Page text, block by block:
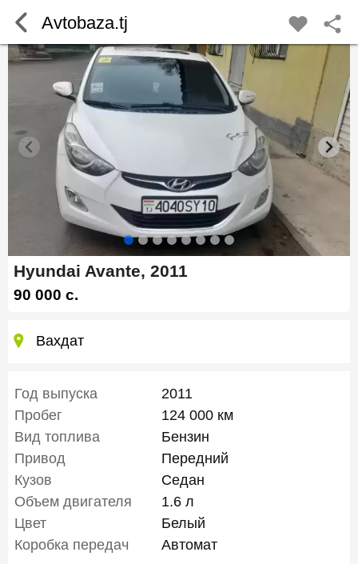
Hyundai Avante, 2011
90 000 c.
Вахдат
Год выпуска
2011
Пробег
124 000 км
Вид топлива
Бензин
Привод
Передний
Кузов
Седан
Объем двигателя
1.6 л
Цвет
Белый
Коробка передач
Автомат
Avtobaza.tj